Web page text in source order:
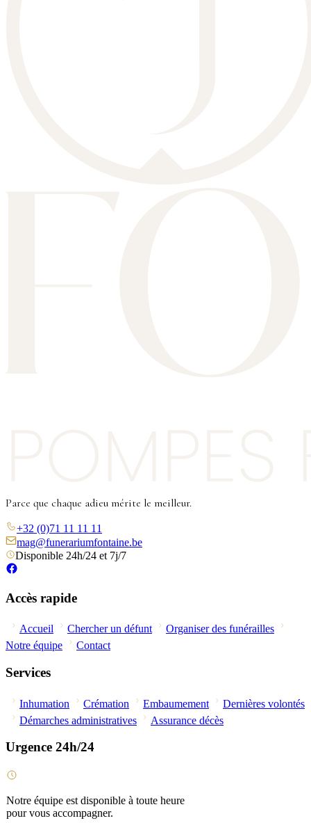
Parce que chaque adieu mérite le meilleur.
+32 (0)71 11 11 11
mag@funerariumfontaine.be
Disponible 24h/24 et 7j/7
Accès rapide
Accueil Chercher un défunt
Organiser des funérailles
Notre équipe
Contact
Services
Inhumation Crémation Embaumement
Dernières volontés
Démarches administratives
Assurance décès
Urgence 24h/24
Notre équipe est disponible à toute heure
pour vous accompagner.